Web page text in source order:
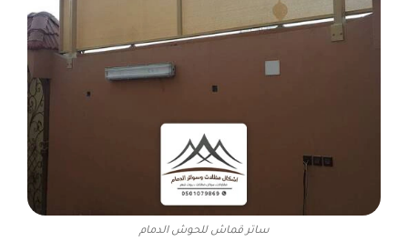
ساتر قماش للحوش الدمام